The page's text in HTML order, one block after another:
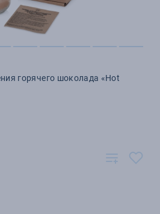
горячего шоколада «Hot